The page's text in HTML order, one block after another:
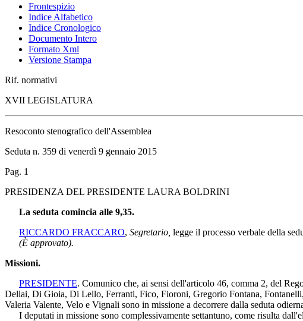
Frontespizio
Indice Alfabetico
Indice Cronologico
Documento Intero
Formato Xml
Versione Stampa
Rif. normativi
XVII LEGISLATURA
Resoconto stenografico dell'Assemblea
Seduta n. 359 di venerdì 9 gennaio 2015
Pag. 1
PRESIDENZA DEL PRESIDENTE LAURA BOLDRINI
La seduta comincia alle 9,35.
RICCARDO FRACCARO, Segretario, legge il processo verbale della
(È approvato).
Missioni.
PRESIDENTE. Comunico che, ai sensi dell'articolo 46, comma 2, del
Dellai, Di Gioia, Di Lello, Ferranti, Fico, Fioroni, Gregorio Fontana,
Valeria Valente, Velo e Vignali sono in missione a decorrere dalla seduta
I deputati in missione sono complessivamente settantuno, come risulta